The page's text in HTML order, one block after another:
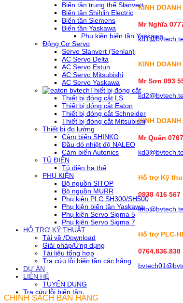
Biến tần trung thế Slanvert
Biến tần Shihlin Electric
Biến tần Siemens
Biến tần Yaskawa
Phụ kiện biến tần Yaskawa
Động Cơ Servo
Servo Slanvert (Senlan)
AC Servo Delta
AC Servo Estun
AC Servo Mitsubishi
AC Servo Yaskawa
Thiết bị đóng cắt
Thiết bị đóng cắt LS
Thiết bị đóng cắt Eaton
Thiết bị đóng cắt Schneider
Thiết bị đóng cắt Mitsubishi
Thiết bị đo lường
Cảm biến SHINKO
Đầu dò nhiệt độ NALEO
Cảm biến Autonics
TỦ ĐIỆN
Tủ điện hạ thế
PHỤ KIỆN
Bộ nguồn SITOP
Bộ nguồn MURR
Phụ kiện PLC SH300/SH500
Phụ kiện biến tần Yaskawa
Phụ kiện Servo Sigma 5
Phụ kiện Servo Sigma 7
HỖ TRỢ KỸ THUẬT
Tải về /Download
Giải pháp/Ứng dụng
Tài liệu tổng hợp
Tra cứu lỗi biến tần các hãng
DỰ ÁN
LIÊN HỆ
TUYỂN DỤNG
Tra cứu lỗi biến tần
KINH DOANH
Mr Nghĩa
KINH DOANH
Mr Sơn 093
KINH DOANH
Mr Quân
Hỗ trợ Kỹ
0938 416 567
Hỗ trợ PLC-
0764.836.838
CHÍNH SÁCH BÁN HÀNG